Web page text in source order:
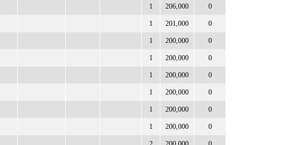
1 206,000 0
1 201,000 0
1 200,000 0
1 200,000 0
1 200,000 0
1 200,000 0
1 200,000 0
1 200,000 0